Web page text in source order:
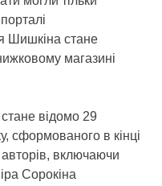
Шишкіна стане
магазині
стане відомо 29
сформованого в кінці
включаючи
Сорокіна